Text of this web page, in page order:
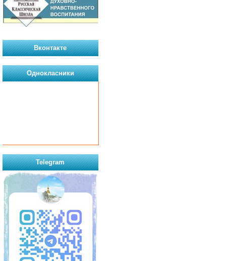
Вконтакте
Однокласники
Telegram